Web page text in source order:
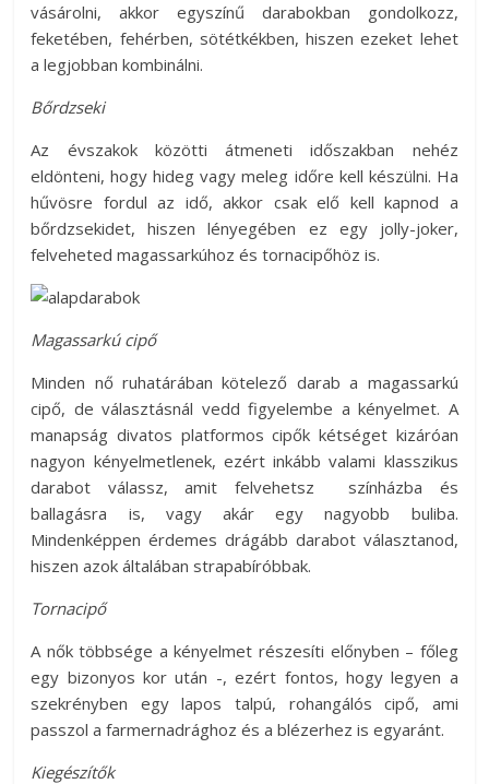
vásárolni, akkor egyszínű darabokban gondolkozz,
feketében, fehérben, sötétkékben, hiszen ezeket lehet
a legjobban kombinálni.
Bőrdzseki
Az évszakok közötti átmeneti időszakban nehéz
eldönteni, hogy hideg vagy meleg időre kell készülni. Ha
hűvösre fordul az idő, akkor csak elő kell kapnod a
bőrdzsekidet, hiszen lényegében ez egy jolly-joker,
felveheted magassarkúhoz és tornacipőhöz is.
Magassarkú cipő
Minden nő ruhatárában kötelező darab a magassarkú
cipő, de választásnál vedd figyelembe a kényelmet. A
manapság divatos platformos cipők kétséget kizáróan
nagyon kényelmetlenek, ezért inkább valami klasszikus
darabot válassz, amit felvehetsz színházba és
ballagásra is, vagy akár egy nagyobb buliba.
Mindenképpen érdemes drágább darabot választanod,
hiszen azok általában strapabíróbbak.
Tornacipő
A nők többsége a kényelmet részesíti előnyben – főleg
egy bizonyos kor után -, ezért fontos, hogy legyen a
szekrényben egy lapos talpú, rohangálós cipő, ami
passzol a farmernadrághoz és a blézerhez is egyaránt.
Kiegészítők